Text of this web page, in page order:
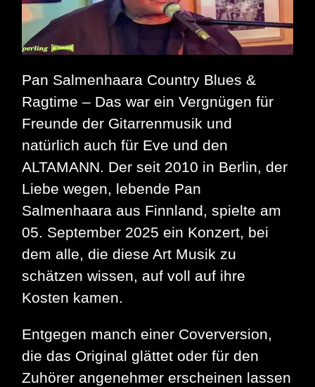
Pan Salmenhaara Country Blues &
Ragtime – Das war ein Vergnügen für
Freunde der Gitarrenmusik und
natürlich auch für Eve und den
ALTAMANN. Der seit 2010 in Berlin, der
Liebe wegen, lebende Pan
Salmenhaara aus Finnland, spielte am
05. September 2025 ein Konzert, bei
dem alle, die diese Art Musik zu
schätzen wissen, auf voll auf ihre
Kosten kamen.
Entgegen manch einer Coverversion,
die das Original glättet oder für den
Zuhörer angenehmer erscheinen lassen